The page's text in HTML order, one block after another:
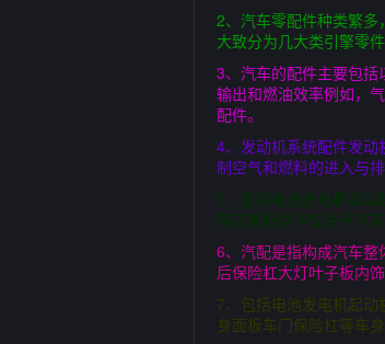
2、汽车零配件种类繁
大致分为几大类引擎零
3、汽车的配件主要包
输出和燃油效率例如，
配件。
4、发动机系统配件发
制空气和燃料的进入与
5、包括电池发电机起
等这些配件不仅关乎汽
6、汽配是指构成汽车
后保险杠大灯叶子板内
7、包括电池发电机起
身面板车门保险杠等车